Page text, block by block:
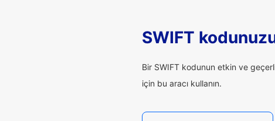
SWIFT
Bir SWIFT kodunun etkin ve
için bu aracı kullanın.